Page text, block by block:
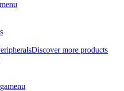
Discover more products